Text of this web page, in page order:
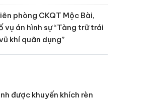
phòng CKQT Mộc Bài,
vụ án hình sự “Tàng trữ trái
khí quân dụng”
được khuyến khích rèn